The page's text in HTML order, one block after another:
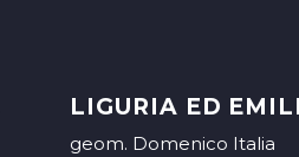
LIGURIA ED
geom. Domenico Italia